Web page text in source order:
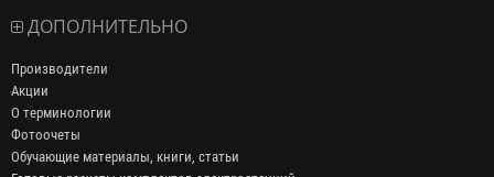
ДОПОЛНИТЕЛЬНО
Производители
Акции
О терминологии
Фотоочеты
Обучающие материалы, книги, статьи